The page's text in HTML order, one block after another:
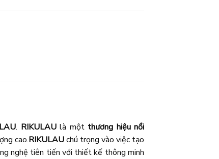
. RIKULAUlà một thương hiệu nổi
cao.RIKULAUchú trọng vào việc tạo
nghệ tiên tiến với thiết kế thông minh